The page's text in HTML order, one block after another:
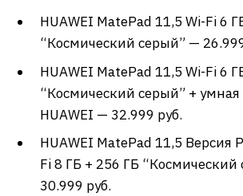
HUAWEI MatePad 11,5 Wi-Fi 6
“Космический серый” —
HUAWEI MatePad 11,5 Wi-Fi 6
“Космический серый” +
HUAWEI — 32.999 руб.
HUAWEI MatePad 11,5 Версия
Fi 8 ГБ + 256 ГБ
30.999 руб.